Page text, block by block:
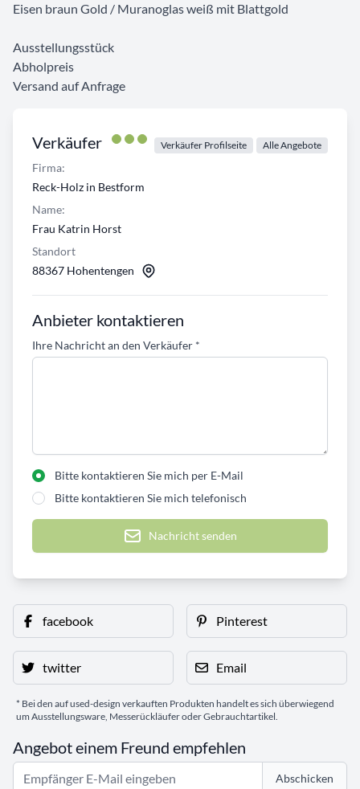
Verkäufer Verkäufer Profilseite Alle Angebote
Firma:
Reck-Holz in Bestform
Name:
Frau Katrin Horst
Standort
88367 Hohentengen
Anbieter kontaktieren
Ihre Nachricht an den Verkäufer *
Bitte kontaktieren Sie mich per E-Mail
Bitte kontaktieren Sie mich telefonisch
Nachricht senden
Eisen braun Gold / Muranoglas weiß mit Blattgold
Ausstellungsstück
Abholpreis
Versand auf Anfrage
facebook Pinterest
twitter Email
* Bei den auf used-design verkauften Produkten handelt es sich überwiegend
um Ausstellungsware, Messerückläufer oder Gebrauchtartikel.
Angebot einem Freund empfehlen
Abschicken